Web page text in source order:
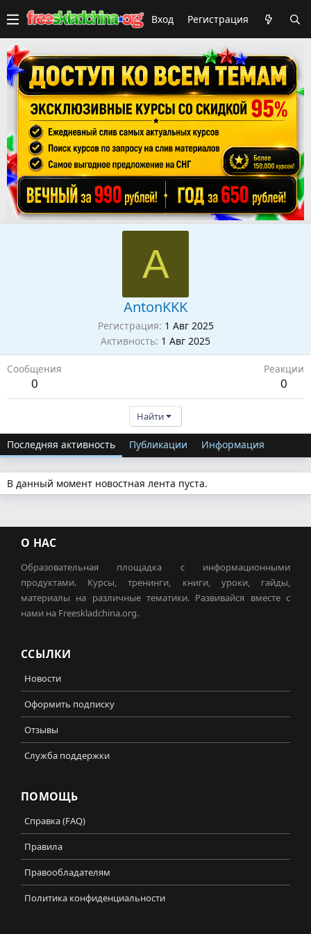
Вход Регистрация
A
AntonKKK
Регистрация 1 Авг 2025
Активность 1 Авг 2025
Сообщения
0
Реакции
0
Найти
Последняя активность Публикации Информация
В данный момент новостная лента пуста.
О НАС
Образовательная площадка с информационными
продуктами. Курсы, тренинги, книги, уроки, гайды,
материалы на различные тематики. Развивайся вместе с
нами на Freeskladchina.org.
ССЫЛКИ
Новости
Оформить подписку
Отзывы
Служба поддержки
ПОМОЩЬ
Справка (FAQ)
Правила
Правообладателям
Политика конфиденциальности